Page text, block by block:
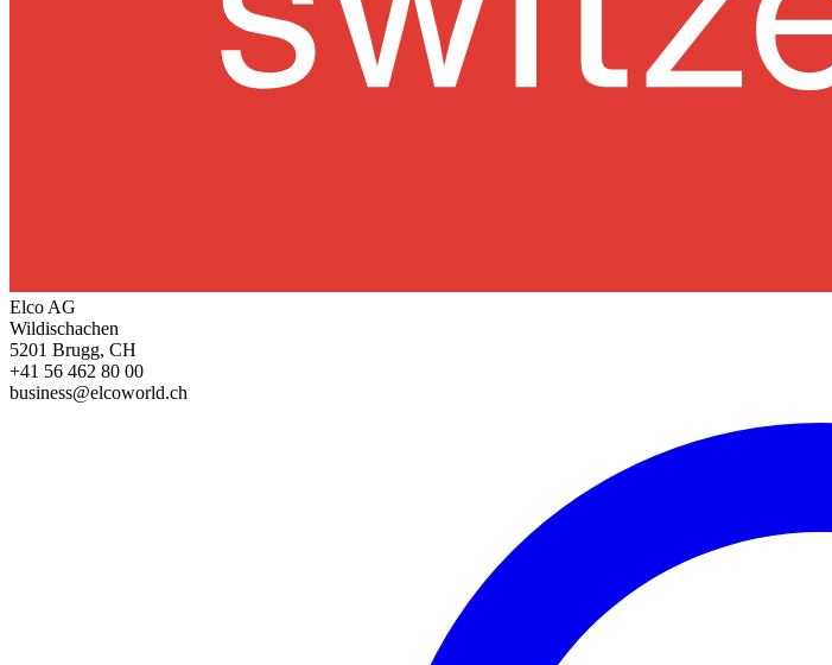
Elco AG
Wildischachen
5201 Brugg, CH
+41 56 462 80 00
business@elcoworld.ch